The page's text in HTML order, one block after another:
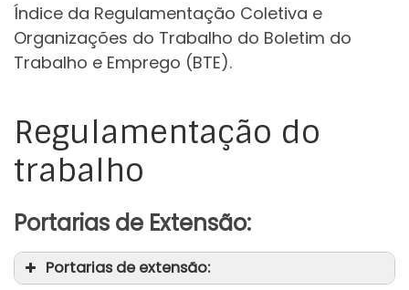
Índice da Regulamentação Coletiva e
Organizações do Trabalho do Boletim do
Trabalho e Emprego (BTE).
Regulamentação do
trabalho
Portarias de Extensão:
Portarias de extensão: